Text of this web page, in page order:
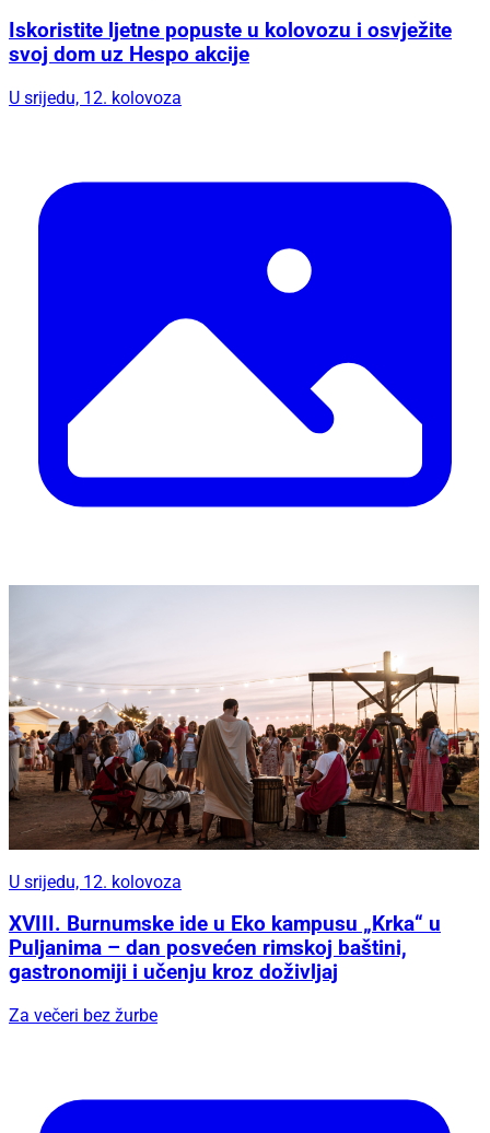
Iskoristite ljetne popuste u kolovozu i osvježite
svoj dom uz Hespo akcije
U srijedu, 12. kolovoza
U srijedu, 12. kolovoza
XVIII. Burnumske ide u Eko kampusu „Krka“ u
Puljanima – dan posvećen rimskoj baštini,
gastronomiji i učenju kroz doživljaj
Za večeri bez žurbe